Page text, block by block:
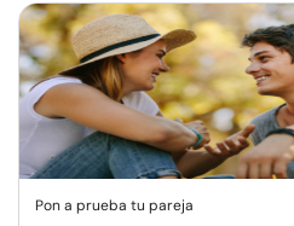
Pon a prueba tu pareja